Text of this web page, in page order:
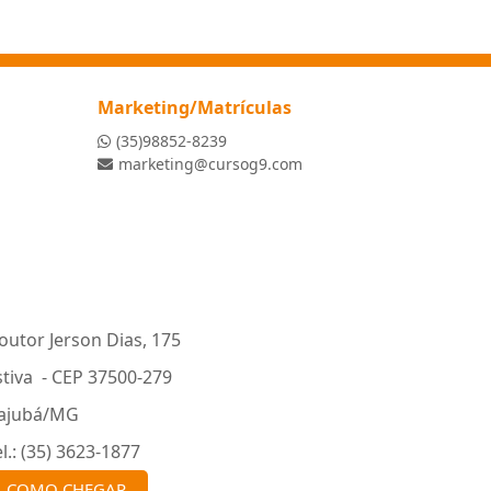
Marketing/Matrículas
(35)98852-8239
marketing@cursog9.com
Jerson Dias, 175
- CEP 37500-279
MG
(35) 3623-1877